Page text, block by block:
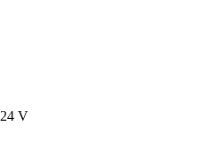
24 V